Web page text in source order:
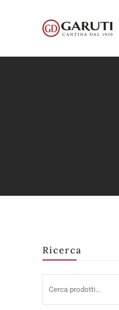
Ricerca